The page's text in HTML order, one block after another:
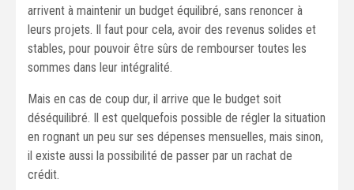
arrivent à maintenir un budget équilibré, sans renoncer à
leurs projets. Il faut pour cela, avoir des revenus solides et
stables, pour pouvoir être sûrs de rembourser toutes les
sommes dans leur intégralité.
Mais en cas de coup dur, il arrive que le budget soit
déséquilibré. Il est quelquefois possible de régler la situation
en rognant un peu sur ses dépenses mensuelles, mais sinon,
il existe aussi la possibilité de passer par un rachat de
crédit.